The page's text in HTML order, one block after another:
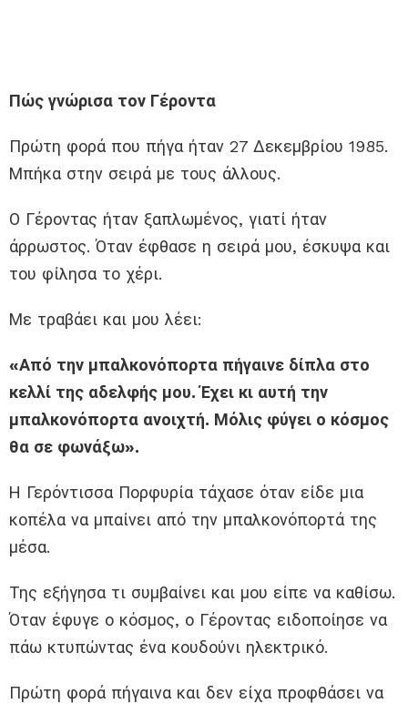
Πώς γνώρισα τον Γέροντα
Πρώτη φορά που πήγα ήταν 27 Δεκεμβρίου 1985.
Μπήκα στην σειρά με τους άλλους.
Ο Γέροντας ήταν ξαπλωμένος, γιατί ήταν
άρρωστος. Όταν έφθασε η σειρά μου, έσκυψα και
του φίλησα το χέρι.
Με τραβάει και μου λέει:
«Από την μπαλκονόπορτα πήγαινε δίπλα στο
κελλί της αδελφής μου. Έχει κι αυτή την
μπαλκονόπορτα ανοιχτή. Μόλις φύγει ο κόσμος
θα σε φωνάξω».
Η Γερόντισσα Πορφυρία τάχασε όταν είδε μια
κοπέλα να μπαίνει από την μπαλκονόπορτά της
μέσα.
Της εξήγησα τι συμβαίνει και μου είπε να καθίσω.
Όταν έφυγε ο κόσμος, ο Γέροντας ειδοποίησε να
πάω κτυπώντας ένα κουδούνι ηλεκτρικό.
Πρώτη φορά πήγαινα και δεν είχα προφθάσει να